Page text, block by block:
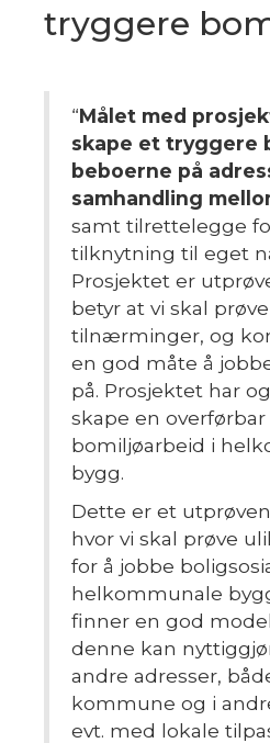
tryggere
“Målet med
skape et tryggere
beboerne på
samhandling
samt tilrettelegge
tilknytning til eget
Prosjektet er
betyr at vi skal
tilnærminger, og
en god måte å
på. Prosjektet har
skape en
bomiljøarbeid i
bygg.
Dette er et
hvor vi skal prøve
for å jobbe
helkommunale
finner en god
denne kan
andre adresser,
kommune og i
evt. med lokale